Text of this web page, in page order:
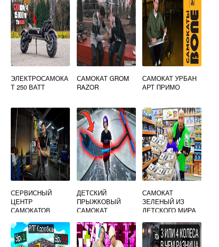
ЭЛЕКТРОСАМОКА
Т 250 ВАТТ
САМОКАТ GROM
RAZOR
САМОКАТ УРБАН
АРТ ПРИМО
СЕРВИСНЫЙ
ЦЕНТР
САМОКАТОВ
ДЕТСКИЙ
ПРЫЖКОВЫЙ
САМОКАТ
САМОКАТ
ЗЕЛЕНЫЙ ИЗ
ДЕТСКОГО МИРА